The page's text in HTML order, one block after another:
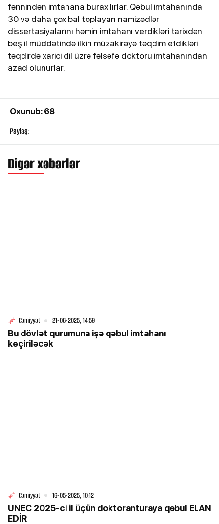
fənnindən imtahana buraxılırlar. Qəbul imtahanında
30 və daha çox bal toplayan namizədlər
dissertasiyalarını həmin imtahanı verdikləri tarixdən
beş il müddətində ilkin müzakirəyə təqdim etdikləri
təqdirdə xarici dil üzrə fəlsəfə doktoru imtahanından
azad olunurlar.
Oxunub: 68
Paylaş:
Digər xəbərlər
Cəmiyyət 21-06-2025, 14:59
Bu dövlət qurumuna işə qəbul imtahanı
keçiriləcək
Cəmiyyət 16-05-2025, 10:12
UNEC 2025-ci il üçün doktoranturaya qəbul ELAN
EDİR